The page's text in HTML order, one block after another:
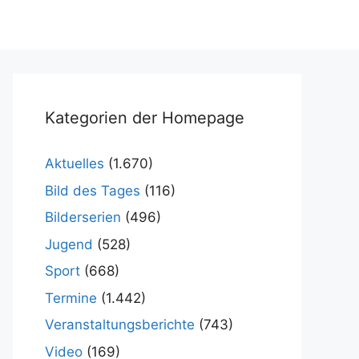
Kategorien der Homepage
Aktuelles (1.670)
Bild des Tages (116)
Bilderserien (496)
Jugend (528)
Sport (668)
Termine (1.442)
Veranstaltungsberichte (743)
Video (169)